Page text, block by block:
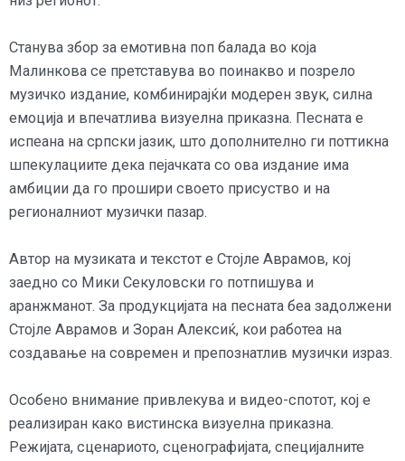
Станува збор за емотивна поп балада во која
Малинкова се претставува во поинакво и позрело
музичко издание, комбинирајќи модерен звук, силна
емоција и впечатлива визуелна приказна. Песната е
испеана на српски јазик, што дополнително ги поттикна
шпекулациите дека пејачката со ова издание има
амбиции да го прошири своето присуство и на
регионалниот музички пазар.
Автор на музиката и текстот е Стојле Аврамов, кој
заедно со Мики Секуловски го потпишува и
аранжманот. За продукцијата на песната беа задолжени
Стојле Аврамов и Зоран Алексиќ, кои работеа на
создавање на современ и препознатлив музички израз.
Особено внимание привлекува и видео-спотот, кој е
реализиран како вистинска визуелна приказна.
Режијата, сценариото, сценографијата, специјалните